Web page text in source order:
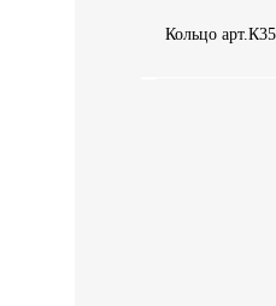
Кольцо